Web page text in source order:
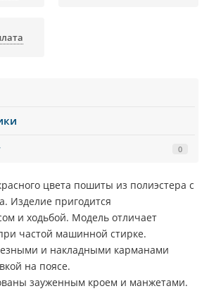
0
цвета пошиты из полиэстера с
Изделие пригодится
и ходьбой. Модель отличает
частой машинной стирке.
и накладными карманами
на поясе.
зауженным кроем и манжетами.